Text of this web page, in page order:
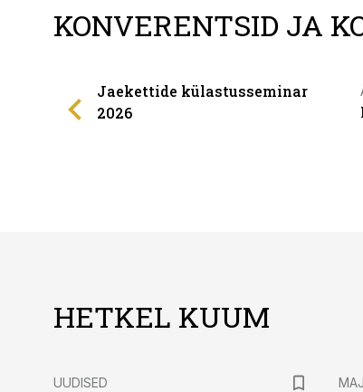
KONVERENTSID JA
Jaekettide külastusseminar
2026
HETKEL KUUM
UUDISED